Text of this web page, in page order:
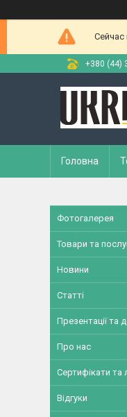
+380 (44)
Головна
Фотогалерея
Товари та
Новини
Статті
Презентації та
Про нас
Сертифікати та
Відгуки